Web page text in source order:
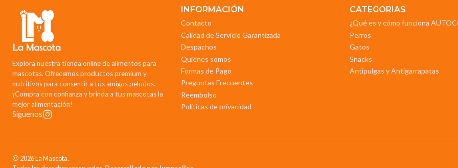
Explora nuestra tienda online de alimentos para
mascotas. Ofrecemos productos premium y
nutritivos para consentir a tus amigos peludos.
¡Compra con confianza y brinda a tus mascotas la
mejor alimentación!
Síguenos
INFORMACIÓN
Contacto
Calidad de Servicio Garantizada
Despachos
Quienes somos
Formas de Pago
Preguntas Frecuentes
Reembolso
Politicas de privacidad
CATEGORIAS
¿Qué es y cómo funciona
Perros
Gatos
Snacks
Antipulgas y Antigarrapatas
2026 La Mascota.